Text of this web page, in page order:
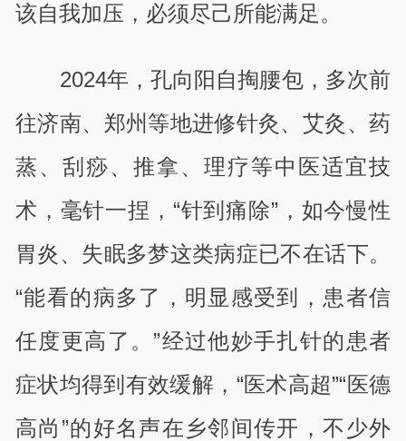
该自我加压，必须尽己所能满足。
2024年，孔向阳自掏腰包，多次前
往济南、郑州等地进修针灸、艾灸、药
蒸、刮痧、推拿、理疗等中医适宜技
术，毫针一捏，“针到痛除”，如今慢性
胃炎、失眠多梦这类病症已不在话下。
“能看的病多了，明显感受到，患者信
任度更高了。”经过他妙手扎针的患者
症状均得到有效缓解，“医术高超”“医德
高尚”的好名声在乡邻间传开，不少外